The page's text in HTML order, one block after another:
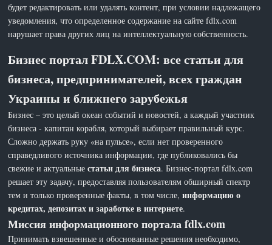
будет редактировать или удалять контент, при условии надлежащего
уведомления, что определенное содержание на сайте fdlx.com
нарушает права других лиц на интеллектуальную собственность.
Бизнес портал FDLX.COM: все статьи для
бизнеса, предпринимателей, всех граждан
Украины и ближнего зарубежья
Бизнес – это целый океан событий и новостей, а каждый участник
бизнеса - капитан корабля, который выбирает правильный курс.
Сложно держать руку «на пульсе», если нет проверенного
справедливого источника информации, где публиковались бы
свежие и актуальныестатьи для бизнеса. Бизнес-портал fdlx.com
решает эту задачу, предоставляя пользователям обширный спектр
тем и только проверенные факты, в том числе,информацию о
кредитах, депозитах и заработке в интернете.
Миссия информационного портала fdlx.com
Принимать взвешенные и обоснованные решения необходимо,